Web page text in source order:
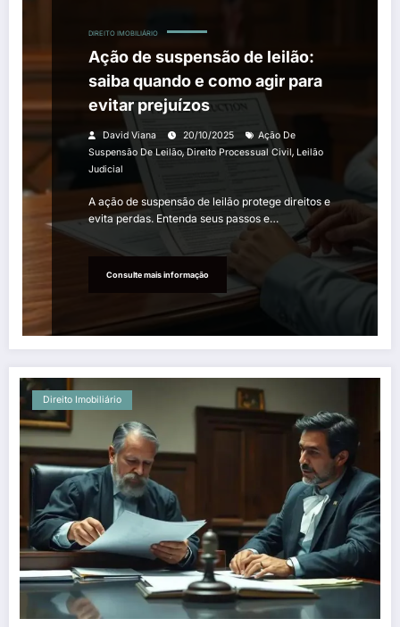
DIREITO IMOBILIÁRIO
Ação de suspensão de leilão:
saiba quando e como agir para
evitar prejuízos
David Viana 20/10/2025
Ação De
Suspensão De Leilão,Direito Processual Civil, Leilão
Judicial
A ação de suspensão de leilão protege direitos e
evita perdas. Entenda seus passos e…
Consulte mais informação
Direito Imobiliário